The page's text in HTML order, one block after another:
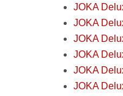
JOKA
JOKA
JOKA
JOKA
JOKA
JOKA